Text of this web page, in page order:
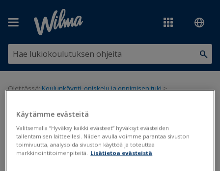
Olet tässä:Koulunkäynti, opiskelu ja oppimisen tuki>
Maahanmuuttajien henkilötietojen
kirjaus
Käytämme evästeitä
Valitsemalla “Hyväksy kaikki evästeet” hyväksyt evästeiden
tallentamisen laitteellesi. Niiden avulla voimme parantaa sivuston
toimivuutta, analysoida sivuston käyttöä ja toteuttaa
markkinointitoimenpiteitä. Lisätietoa evästeistä